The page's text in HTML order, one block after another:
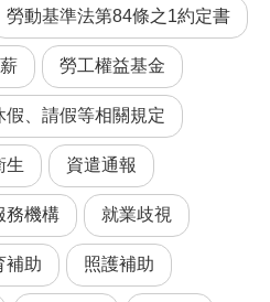
勞動基準法第84條之1約定書
勞工權益基金
假、請假等相關規定
生 資遣通報
務機構 就業歧視
補助 照護補助